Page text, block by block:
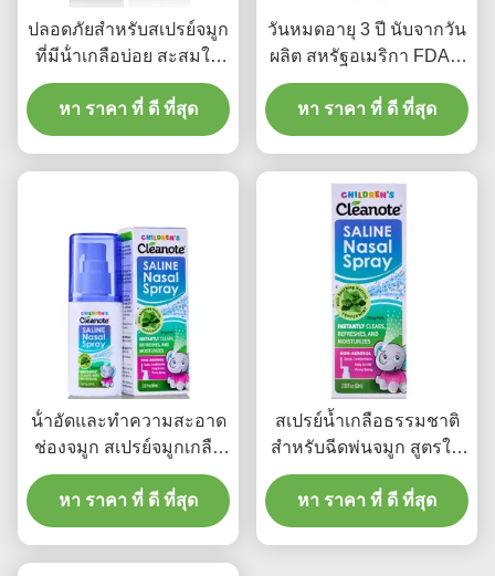
ปลอดภัยสําหรับสเปรย์จมูก
ที่มีน้ําเกลือบ่อย สะสมใน
อุณหภูมิห้อง สเปรย์จมูก
สําหรับความสะอาดจมูก
ประจําวันและการดูแลจมูก
หา ราคา ที่ ดี ที่สุด
วันหมดอายุ 3 ปี นับจากวัน
ผลิต สหรัฐอเมริกา FDA ส
เปรย์จมูกน้ําเกลือสําหรับ
จมูกแห้ง เหมาะสําหรับทุก
วัย ปลอดภัย รักษาจมูกที่
หา ราคา ที่ ดี ที่สุด
น้ําอัดและทําความสะอาด
ช่องจมูก สเปรย์จมูกเกลือ
สบายใจ โปรโมชั่นอ่อน
โยน 12 เดือน อายุการใช้
งานหลังจากเปิด เห
หา ราคา ที่ ดี ที่สุด
สเปรย์น้ำเกลือธรรมชาติ
สำหรับฉีดพ่นจมูก สูตรให้
ความชุ่มชื้นอย่างอ่อนโยน
ช่วยบรรเทาอาการคัดจมูก
และดูแลโพรงจมูก 12
หา ราคา ที่ ดี ที่สุด